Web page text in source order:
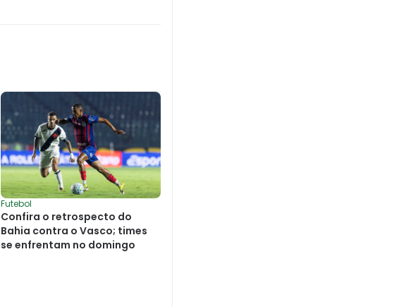
Futebol
Confira o retrospecto do
Bahia contra o Vasco; times
se enfrentam no domingo